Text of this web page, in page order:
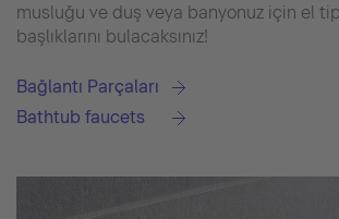
musluğu ve duş veya banyonuz için el
başlıklarını bulacaksınız!
Bağlantı Parçaları
Bathtub faucets